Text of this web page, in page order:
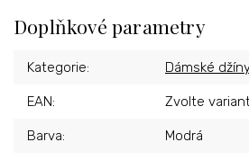
Doplňkové parametry
Kategorie: Dámské
EAN: Zvolte
Barva: Modrá